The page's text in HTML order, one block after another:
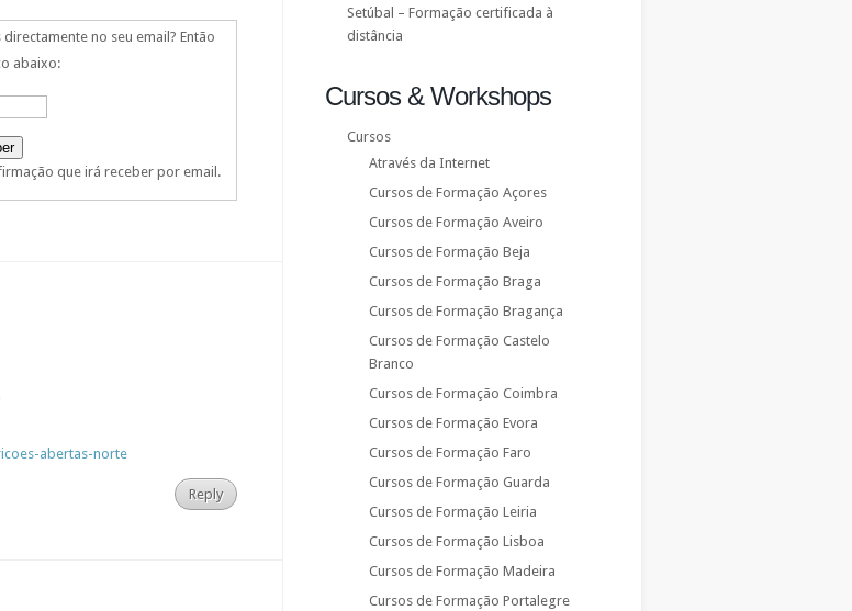
no seu email? Então
abaixo:
que irá receber por email.
abertas-norte
Reply
Setúbal – Formação certificada à
distância
Cursos & Workshops
Cursos
Através da Internet
Cursos de Formação Açores
Cursos de Formação Aveiro
Cursos de Formação Beja
Cursos de Formação Braga
Cursos de Formação Bragança
Cursos de Formação Castelo
Branco
Cursos de Formação Coimbra
Cursos de Formação Evora
Cursos de Formação Faro
Cursos de Formação Guarda
Cursos de Formação Leiria
Cursos de Formação Lisboa
Cursos de Formação Madeira
Cursos de Formação Portalegre